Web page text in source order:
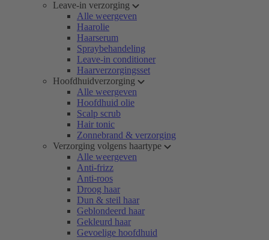
Leave-in verzorging
Alle weergeven
Haarolie
Haarserum
Spraybehandeling
Leave-in conditioner
Haarverzorgingsset
Hoofdhuidverzorging
Alle weergeven
Hoofdhuid olie
Scalp scrub
Hair tonic
Zonnebrand & verzorging
Verzorging volgens haartype
Alle weergeven
Anti-frizz
Anti-roos
Droog haar
Dun & steil haar
Geblondeerd haar
Gekleurd haar
Gevoelige hoofdhuid